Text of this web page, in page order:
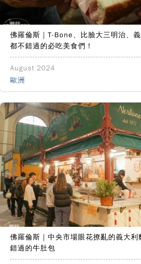
佛羅倫斯｜T-Bone、比臉大三明治、
都不錯過的必吃美食們！
August 2024
歐洲
佛羅倫斯｜中央市場眼花撩亂的義大利
錯過的牛肚包